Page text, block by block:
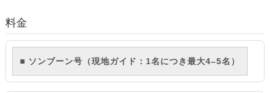
料金
■ ソンブーン号（現地ガイド：1名につき最大4–5名）